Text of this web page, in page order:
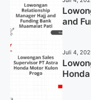
and
Juli 4,